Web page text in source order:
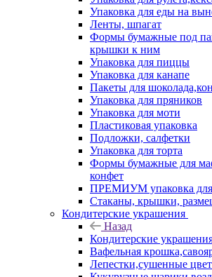
Упаковка для еды на
Ленты, шпагат
Формы бумажные под
крышки к ним
Упаковка для пиццы
Упаковка для канапе
Пакеты для
Упаковка для пряников
Упаковка для моти
Пластиковая упаковка
Подложки, салфетки
Упаковка для торта
Формы бумажные для
конфет
ПРЕМИУМ упаковка для
Стаканы, крышки,
Кондитерские украшения
Назад
Кондитерские
Вафельная
Лепестки,сушенные